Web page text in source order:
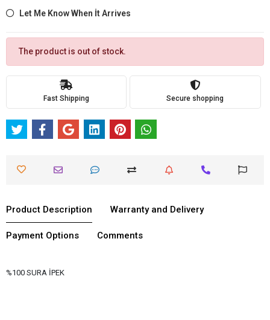
Let Me Know When İt Arrives
The product is out of stock.
Fast Shipping Secure shopping
Product Description Warranty and Delivery
Payment Options Comments
%100 SURA İPEK